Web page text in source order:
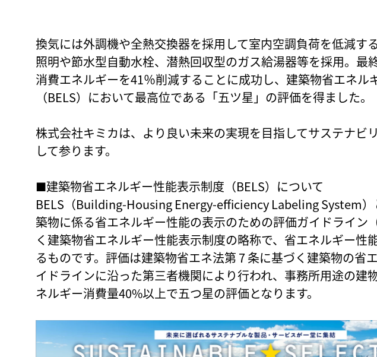
換気には外調機や全熱交換器を採用して室内空調負荷を低減す
照明や節水型自動水栓、潜熱回収型のガス給湯器等を採用。最
消費エネルギーを41％削減することに成功し、建築物省エネル
（BELS）において最高位である「五ツ星」の評価を得ました。
株式会社キミカは、より良い未来の実現を目指してサステナビ
して参ります。
■建築物省エネルギー性能表示制度（BELS）について
BELS（Building-Housing Energy-efficiency Labeling System
築物に係る省エネルギー性能の表示のための評価ガイドライン
く建築物省エネルギー性能表示制度の略称で、省エネルギー性
るものです。評価は建築物省エネ法第 7 条に基づく建築物の省
イドラインに沿った第三者機関により行われ、事務所用途の建
ネルギー消費量40%以上で五つ星の評価となります。